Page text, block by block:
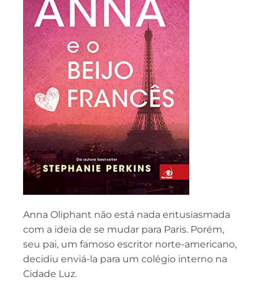
Anna Oliphant não está nada entusiasmada
com a ideia de se mudar para Paris. Porém,
seu pai, um famoso escritor norte-americano,
decidiu enviá-la para um colégio interno na
Cidade Luz.